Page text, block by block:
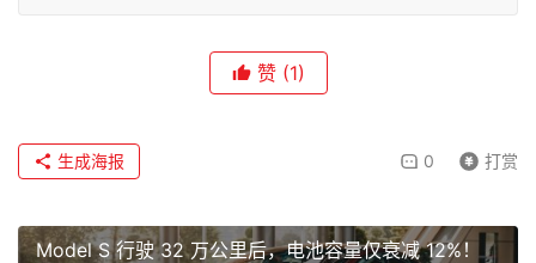
赞 (1)
0 打赏
生成海报
Model S 行驶 32 万公里后，电池容量仅衰减 12%！